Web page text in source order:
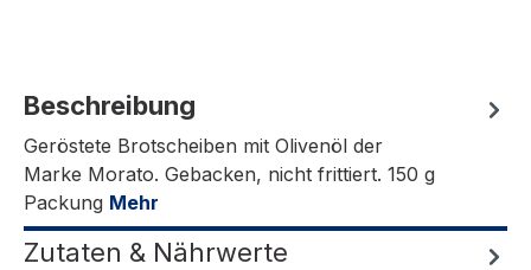
Beschreibung
Geröstete Brotscheiben mit Olivenöl der
Marke Morato. Gebacken, nicht frittiert. 150 g
Packung Mehr
Zutaten & Nährwerte